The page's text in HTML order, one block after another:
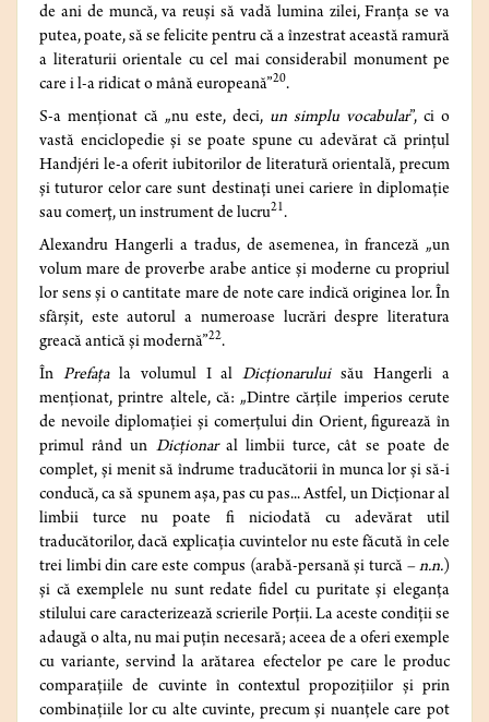
de ani de muncă, va reuși să vadă lumina zilei, Franța se va
putea, poate, să se felicite pentru că a înzestrat această ramură
a literaturii orientale cu cel mai considerabil monument pe
care i l-a ridicat o mână europeană”20.
S-a menționat că „nu este, deci, un simplu vocabular”, ci o
vastă enciclopedie și se poate spune cu adevărat că prințul
Handjéri le-a oferit iubitorilor de literatură orientală, precum
și tuturor celor care sunt destinați unei cariere în diplomație
sau comerț, un instrument de lucru21.
Alexandru Hangerli a tradus, de asemenea, în franceză „un
volum mare de proverbe arabe antice și moderne cu propriul
lor sens și o cantitate mare de note care indică originea lor. În
sfârșit, este autorul a numeroase lucrări despre literatura
greacă antică și modernă”22.
În Prefaţala volumul I alDicționaruluisău Hangerli a
menționat, printre altele, că: „Dintre cărțile imperios cerute
de nevoile diplomației și comerțului din Orient, figurează în
primul rând un Dicționaral limbii turce, cât se poate de
complet, și menit să îndrume traducătorii în munca lor și să-i
conducă, ca să spunem așa, pas cu pas... Astfel, un Dicționar al
limbii turce nu poate fi niciodată cu adevărat util
traducătorilor, dacă explicația cuvintelor nu este făcută în cele
trei limbi din care este compus (arabă-persană și turcă– n.n.)
și că exemplele nu sunt redate fidel cu puritate și eleganța
stilului care caracterizează scrierile Porții. La aceste condiții se
adaugă o alta, nu mai puțin necesară; aceea de a oferi exemple
cu variante, servind la arătarea efectelor pe care le produc
comparațiile de cuvinte în contextul propozițiilor și prin
combinațiile lor cu alte cuvinte, precum și nuanțele care pot